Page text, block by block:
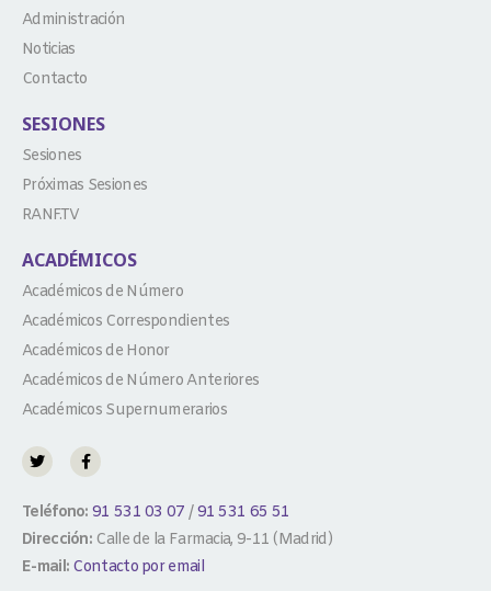
Administración
Noticias
Contacto
SESIONES
Sesiones
Próximas Sesiones
RANF.TV
ACADÉMICOS
Académicos de Número
Académicos Correspondientes
Académicos de Honor
Académicos de Número Anteriores
Académicos Supernumerarios
Teléfono: 91 531 03 07 /91 531 65 51
Dirección: Calle de la Farmacia, 9-11 (Madrid)
E-mail: Contacto por email